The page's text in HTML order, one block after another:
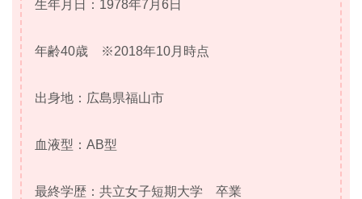
生年月日：1978年7月6日
年齢40歳 ※2018年10月時点
出身地：広島県福山市
血液型：AB型
最終学歴：共立女子短期大学 卒業